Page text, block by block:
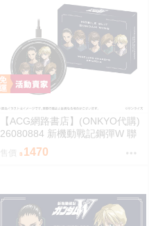
【ACG網路書店】(ONKYO代購)
26080884 新機動戰記鋼彈W 聯
名耳機 專屬充電器
售價 1470